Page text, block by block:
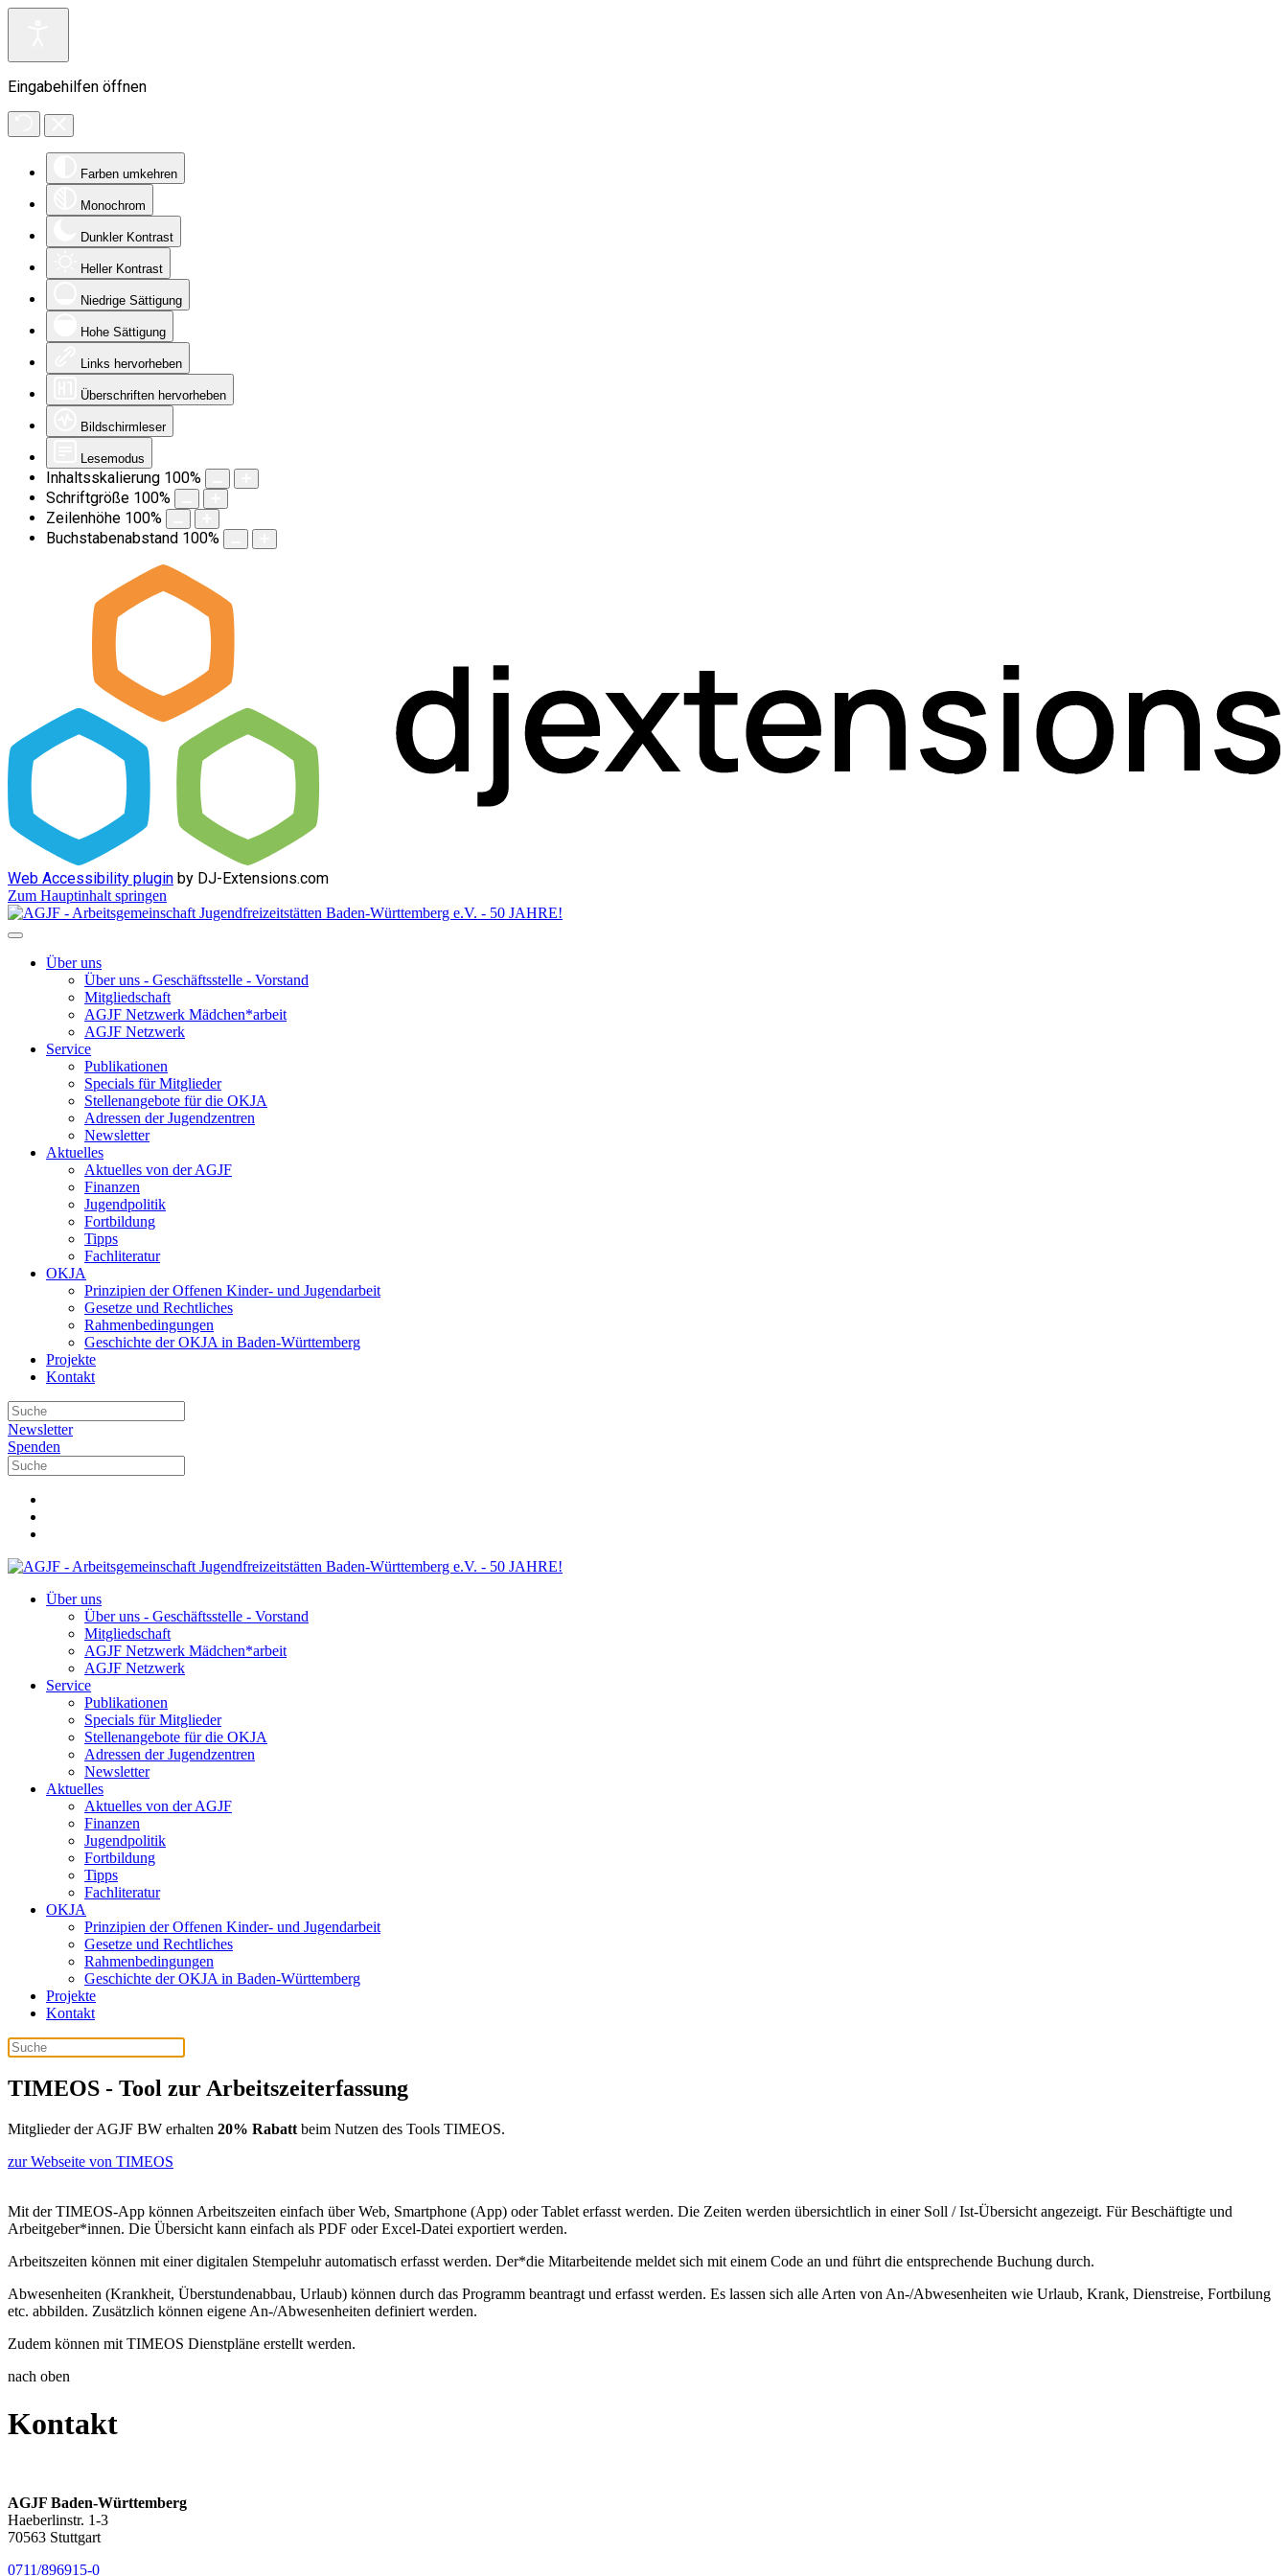
Eingabehilfen öffnen
Farben umkehren
Monochrom
Dunkler Kontrast
Heller Kontrast
Niedrige Sättigung
Hohe Sättigung
Links hervorheben
Überschriften hervorheben
Bildschirmleser
Lesemodus
Inhaltsskalierung 100%
Schriftgröße 100%
Zeilenhöhe 100%
Buchstabenabstand 100%
Web Accessibility plugin by DJ-Extensions.com
Zum Hauptinhalt springen
Über uns
Über uns - Geschäftsstelle - Vorstand
Mitgliedschaft
AGJF Netzwerk Mädchen*arbeit
AGJF Netzwerk
Service
Publikationen
Specials für Mitglieder
Stellenangebote für die OKJA
Adressen der Jugendzentren
Newsletter
Aktuelles
Aktuelles von der AGJF
Finanzen
Jugendpolitik
Fortbildung
Tipps
Fachliteratur
OKJA
Prinzipien der Offenen Kinder- und Jugendarbeit
Gesetze und Rechtliches
Rahmenbedingungen
Geschichte der OKJA in Baden-Württemberg
Projekte
Kontakt
Newsletter
Spenden
Über uns
Über uns - Geschäftsstelle - Vorstand
Mitgliedschaft
AGJF Netzwerk Mädchen*arbeit
AGJF Netzwerk
Service
Publikationen
Specials für Mitglieder
Stellenangebote für die OKJA
Adressen der Jugendzentren
Newsletter
Aktuelles
Aktuelles von der AGJF
Finanzen
Jugendpolitik
Fortbildung
Tipps
Fachliteratur
OKJA
Prinzipien der Offenen Kinder- und Jugendarbeit
Gesetze und Rechtliches
Rahmenbedingungen
Geschichte der OKJA in Baden-Württemberg
Projekte
Kontakt
TIMEOS - Tool zur Arbeitszeiterfassung
Mitglieder der AGJF BW erhalten 20% Rabatt beim Nutzen des Tools TIMEOS.
zur Webseite von TIMEOS
Mit der TIMEOS-App können Arbeitszeiten einfach über Web, Smartphone (App) oder Tablet erfasst werden. Die Zeiten werden übersichtlich in einer Soll / Ist-Übersicht angezeigt. Für Beschäftigte und
Arbeitgeber*innen. Die Übersicht kann einfach als PDF oder Excel-Datei exportiert werden.
Arbeitszeiten können mit einer digitalen Stempeluhr automatisch erfasst werden. Der*die Mitarbeitende meldet sich mit einem Code an und führt die entsprechende Buchung durch.
Abwesenheiten (Krankheit, Überstundenabbau, Urlaub) können durch das Programm beantragt und erfasst werden. Es lassen sich alle Arten von An-/Abwesenheiten wie Urlaub, Krank, Dienstreise, Fortbilung
etc. abbilden. Zusätzlich können eigene An-/Abwesenheiten definiert werden.
Zudem können mit TIMEOS Dienstpläne erstellt werden.
nach oben
Kontakt
AGJF Baden-Württemberg
Haeberlinstr. 1-3
70563 Stuttgart
0711/896915-0